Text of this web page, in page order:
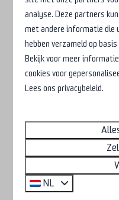
Kampeerhut
Nederland, Noord-
6
2
Nee
Wifi
analyse. Deze partners
met andere informatie die
hebben verzameld op
Bekijk voor meer
cookies voor
Lees ons privacybeleid.
NL